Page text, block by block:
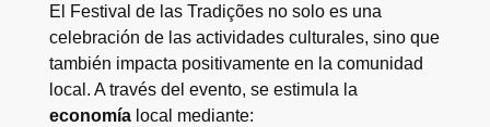
El Festival de las Tradições no solo es una
celebración de las actividades culturales, sino que
también impacta positivamente en la comunidad
local. A través del evento, se estimula la
economíalocal mediante: